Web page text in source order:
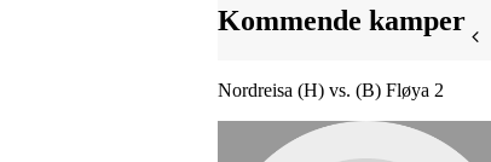
Kommende kamper
Nordreisa (H) vs. (B) Fløya 2